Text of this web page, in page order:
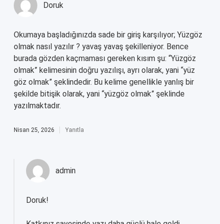
Doruk
Okumaya başladığınızda sade bir giriş karşılıyor; Yüzgöz
olmak nasıl yazılır ? yavaş yavaş şekilleniyor. Bence
burada gözden kaçmaması gereken kısım şu: “Yüzgöz
olmak” kelimesinin doğru yazılışı, ayrı olarak, yani “yüz
göz olmak” şeklindedir. Bu kelime genellikle yanlış bir
şekilde bitişik olarak, yani “yüzgöz olmak” şeklinde
yazılmaktadır.
Nisan 25, 2026 Yanıtla
admin
Doruk!